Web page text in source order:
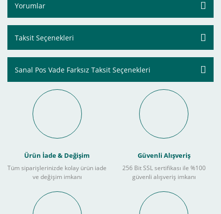
Yorumlar
Taksit Seçenekleri
Sanal Pos Vade Farksız Taksit Seçenekleri
Ürün İade & Değişim
Tüm siparişlerinizde kolay ürün iade
ve değişim imkanı
Güvenli Alışveriş
256 Bit SSL sertifikası ile %100
güvenli alışveriş imkanı